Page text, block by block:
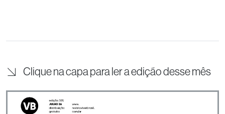
Clique na capa para ler a edição desse mês